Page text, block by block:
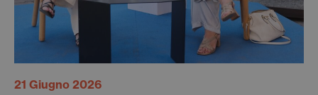
21 Giugno 2026